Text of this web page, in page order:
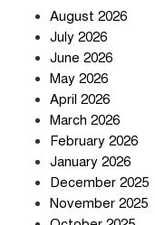
August 2026
July 2026
June 2026
May 2026
April 2026
March 2026
February 2026
January 2026
December 2025
November 2025